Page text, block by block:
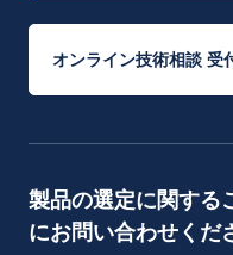
オンライン技術相談 受
製品の選定に関する
にお問い合わせくだ